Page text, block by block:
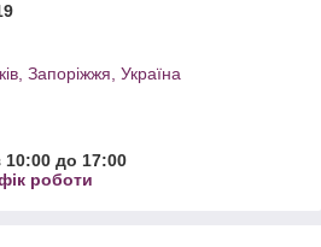
Запоріжжя, Україна
10:00 до 17:00
роботи